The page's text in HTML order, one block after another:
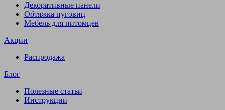
Декоративные панели
Обтяжка пуговиц
Мебель для питомцев
Акции
Распродажа
Блог
Полезные статьи
Инструкции